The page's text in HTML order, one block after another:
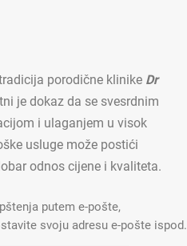
porodične klinike Dr
je dokaz da se svesrdnim
i ulaganjem u visok
usluge može postići
odnos cijene i kvaliteta.
putem e-pošte,
svoju adresu e-pošte ispod.